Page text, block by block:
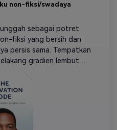
non-fiksi/swadaya
sebagai potret
fiksi yang bersih dan
persis sama. Tempatkan
gradien lembut
yang tajam, dan ekspresi
Termasuk bentuk geometris
Suasana hati secara
dipoles. Banyak ruang
besar. Resolusi tinggi dan